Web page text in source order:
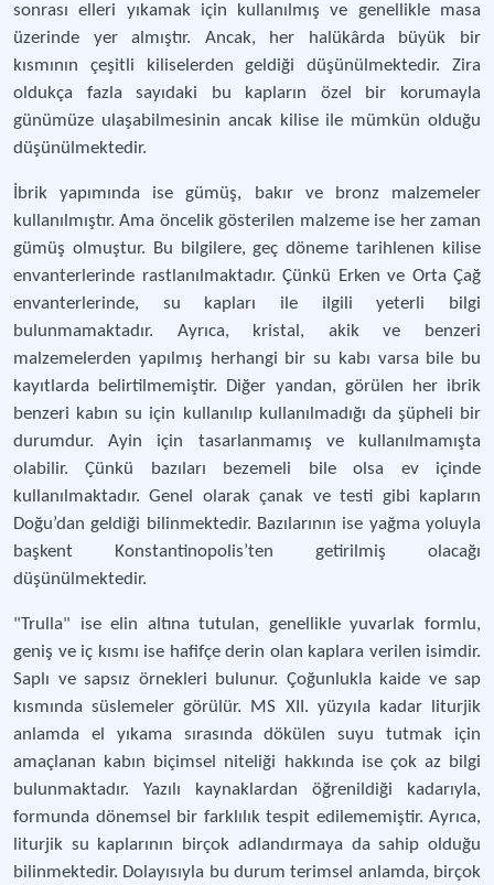
sonrası elleri yıkamak için kullanılmış ve genellikle masa
üzerinde yer almıştır. Ancak, her halükârda büyük bir
kısmının çeşitli kiliselerden geldiği düşünülmektedir. Zira
oldukça fazla sayıdaki bu kapların özel bir korumayla
günümüze ulaşabilmesinin ancak kilise ile mümkün olduğu
düşünülmektedir.
İbrik yapımında ise gümüş, bakır ve bronz malzemeler
kullanılmıştır. Ama öncelik gösterilen malzeme ise her zaman
gümüş olmuştur. Bu bilgilere, geç döneme tarihlenen kilise
envanterlerinde rastlanılmaktadır. Çünkü Erken ve Orta Çağ
envanterlerinde, su kapları ile ilgili yeterli bilgi
bulunmamaktadır. Ayrıca, kristal, akik ve benzeri
malzemelerden yapılmış herhangi bir su kabı varsa bile bu
kayıtlarda belirtilmemiştir. Diğer yandan, görülen her ibrik
benzeri kabın su için kullanılıp kullanılmadığı da şüpheli bir
durumdur. Ayin için tasarlanmamış ve kullanılmamışta
olabilir. Çünkü bazıları bezemeli bile olsa ev içinde
kullanılmaktadır. Genel olarak çanak ve testi gibi kapların
Doğu’dan geldiği bilinmektedir. Bazılarının ise yağma yoluyla
başkent Konstantinopolis’ten getirilmiş olacağı
düşünülmektedir.
"Trulla" ise elin altına tutulan, genellikle yuvarlak formlu,
geniş ve iç kısmı ise hafifçe derin olan kaplara verilen isimdir.
Saplı ve sapsız örnekleri bulunur. Çoğunlukla kaide ve sap
kısmında süslemeler görülür. MS XII. yüzyıla kadar liturjik
anlamda el yıkama sırasında dökülen suyu tutmak için
amaçlanan kabın biçimsel niteliği hakkında ise çok az bilgi
bulunmaktadır. Yazılı kaynaklardan öğrenildiği kadarıyla,
formunda dönemsel bir farklılık tespit edilememiştir. Ayrıca,
liturjik su kaplarının birçok adlandırmaya da sahip olduğu
bilinmektedir. Dolayısıyla bu durum terimsel anlamda, birçok